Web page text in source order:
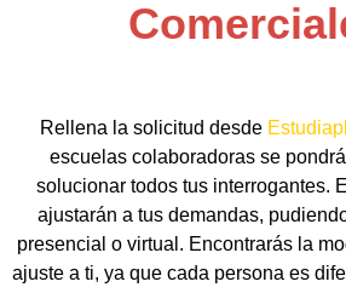
Rellena la solicitud desde
escuelas colaboradoras se
solucionar todos tus interrogantes.
ajustarán a tus demandas,
presencial o virtual. Encontrarás la
ajuste a ti, ya que cada persona es